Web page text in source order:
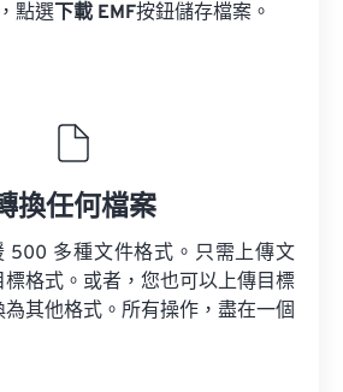
點選 下載 EMF按鈕儲存檔案。
換任何檔案
500 多種文件格式。只需上傳文
格式。或者，您也可以上傳目標
其他格式。所有操作，盡在一個